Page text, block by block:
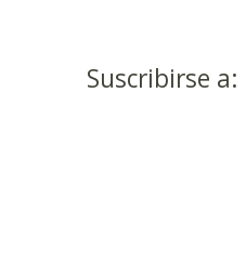
Suscribirse a: